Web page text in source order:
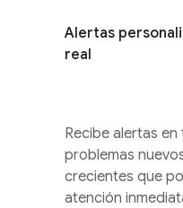
Alertas
real
Recibe alertas
problemas
crecientes que
atención